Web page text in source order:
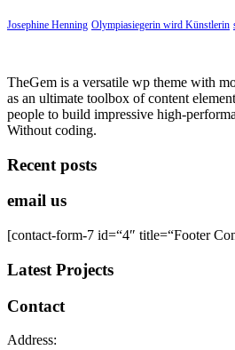
Josephine Henning Olympiasiegerin wird Künstlerin
TheGem is a versatile wp theme with
as an ultimate toolbox of content
people to build impressive high-
Without coding.
Recent posts
email us
[contact-form-7 id=“4″ title=“Footer
Latest Projects
Contact
Address: